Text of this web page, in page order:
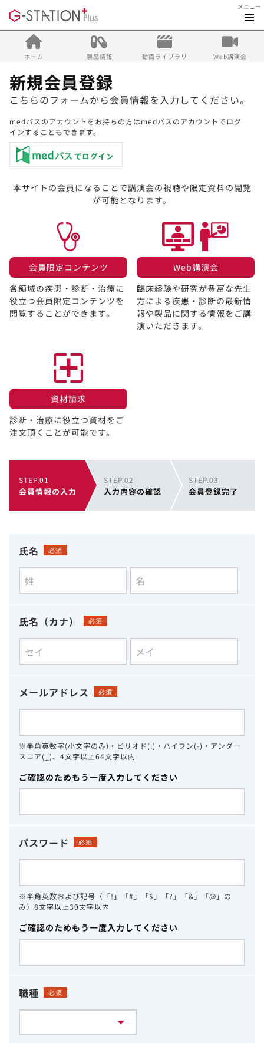
メニュー
ホーム 製品情報 動画ライブラリ Web講演会
新規会員登録
こちらのフォームから会員情報を入力してください。
medパスのアカウントをお持ちの方はmedパスのアカウントでログ
インすることもできます。
本サイトの会員になることで講演会の視聴や限定資料の閲覧
が可能となります。
会員限定コンテンツ​
各領域の疾患・診断・治療に
役立つ会員限定コンテンツを
閲覧することができます。​
Web講演会​
臨床経験や研究が豊富な先生
方による疾患・診断の最新情
報や製品に関する情報をご講
演いただきます。
資材請求​
診断・治療に役立つ資材をご
注文頂くことが可能です。
STEP.01
会員情報の入力
STEP.02
入力内容の確認
STEP.03
会員登録完了
氏名 必須
氏名（カナ） 必須
メールアドレス 必須
※半角英数字(小文字のみ)・ピリオド(.)・ハイフン(-)・アンダー
スコア(_)、4文字以上64文字以内
ご確認のためもう一度入力してください
パスワード 必須
※半角英数および記号（「!」「#」「$」「?」「&」「@」の
み）8文字以上30文字以内
ご確認のためもう一度入力してください
職種 必須